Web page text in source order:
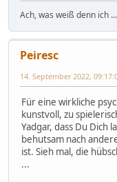
Ach, was weiß denn ich ...
Peiresc
14. September 2022,
Für eine wirkliche
kunstvoll, zu
Yadgar, dass Du Dich
behutsam nach
ist. Sieh mal, die
...